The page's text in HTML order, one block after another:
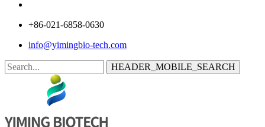
+86-021-6858-0630
info@yimingbio-tech.com
HEADER_MOBILE_SEARCH